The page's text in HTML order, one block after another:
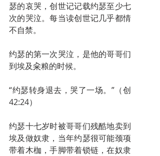
瑟的哀哭，创世记记载约瑟至少七
次的哭泣。每当读创世记几乎都情
不自禁。
约瑟的第一次哭泣，是他的哥哥们
到埃及籴粮的时候。
“约瑟转身退去，哭了一场。”（创
42:24）
约瑟十七岁时被哥哥们残酷地卖到
埃及做奴隶，当年约瑟很可能颈项
带着木枷，手脚带着锁链，在奴隶